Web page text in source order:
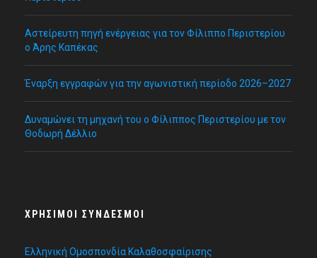
Αστείρευτη πηγή ενέργειας για τον Φίλιππο Περιστερίου
ο Άρης Καπέκας
Έναρξη εγγραφών για την αγωνιστική περίοδο 2026–2027
Δυναμώνει τη μηχανή του ο Φίλιππος Περιστερίου με τον
Θοδωρή Δέλλιο
ΧΡΉΣΙΜΟΙ ΣΎΝΔΕΣΜΟΙ
Ελληνική Ομοσπονδία Καλαθοσφαίρισης